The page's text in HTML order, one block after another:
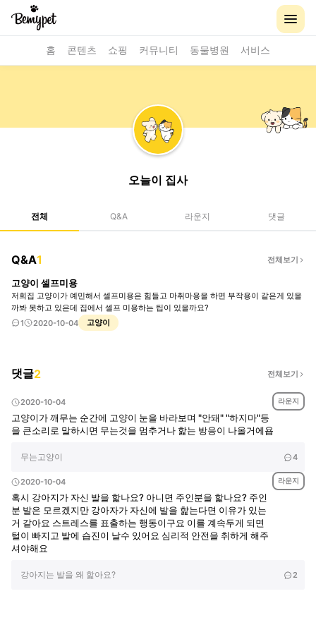
홈 콘텐츠 쇼핑 커뮤니티 동물병원 서비스
오늘이 집사
전체 Q&A 라운지 댓글
Q&A1 전체보기
고양이 셀프미용
저희집 고양이가 예민해서 셀프미용은 힘들고 마취마용을 하면 부작용이 같은게 있을
까봐 못하고 있은데 집에서 셀프 미용하는 팁이 있을까요?
1
2020-10-04 고양이
댓글2 전체보기
2020-10-04 라운지
고양이가 깨무는 순간에 고양이 눈을 바라보며 "안돼" "하지마"등
을 큰소리로 말하시면 무는것을 멈추거나 핥는 방응이 나올거에욥
무는고양이 4
2020-10-04 라운지
혹시 강아지가 자신 발을 핥나요? 아니면 주인분을 핥나요? 주인
분 발은 모르겠지만 강아자가 자신에 발을 핥는다면 이유가 있는
거 같아요 스트레스를 표출하는 행동이구요 이를 계속두게 되면
털이 빠지고 발에 습진이 날수 있어요 심리적 안전을 취하게 해주
셔야해요
강아지는 발을 왜 핥아요? 2